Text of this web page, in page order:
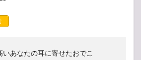
いあなたの耳に寄せたおでこ